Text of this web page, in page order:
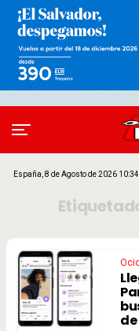
España, 8 de Agosto de 2026